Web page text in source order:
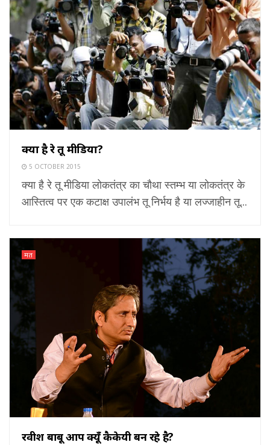
क्या है रे तू मीडिया?
5 OCTOBER 2015
क्या है रे तू मीडिया लोकतंत्र का चौथा स्तम्भ या लोकतंत्र के
आस्तित्व पर एक कटाक्ष उपालंभ तू निर्भय है या लज्जाहीन तू...
मत
रवीश बाबू आप क्यूँ कैकेयी बन रहे है?